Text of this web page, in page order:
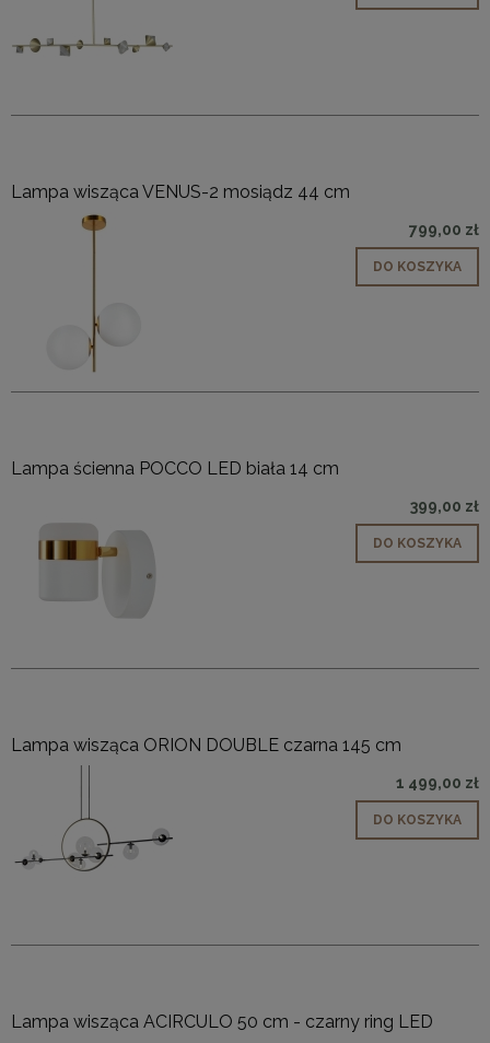
Lampa wisząca VENUS-2 mosiądz 44 cm
799,00 zł
DO KOSZYKA
Lampa ścienna POCCO LED biała 14 cm
399,00 zł
DO KOSZYKA
Lampa wisząca ORION DOUBLE czarna 145 cm
1 499,00 zł
DO KOSZYKA
Lampa wisząca ACIRCULO 50 cm - czarny ring LED